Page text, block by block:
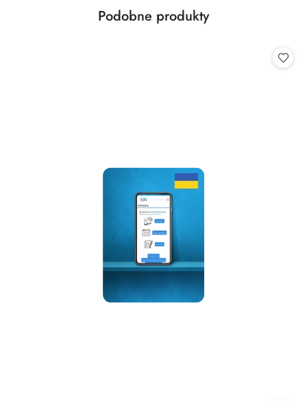
Pomiń karuzelę produktów
Produkty
Podobne produkty